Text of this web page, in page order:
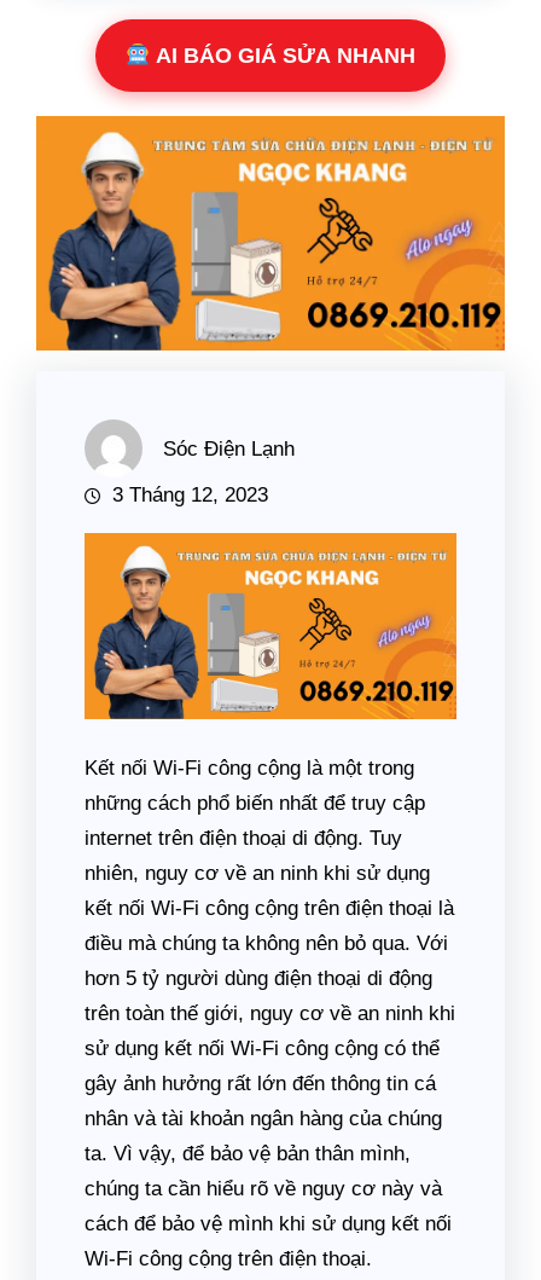
AI BÁO GIÁ SỬA NHANH
Sóc Điện Lạnh
3 Tháng 12, 2023
Kết nối Wi-Fi công cộng là một trong
những cách phổ biến nhất để truy cập
internet trên điện thoại di động. Tuy
nhiên, nguy cơ về an ninh khi sử dụng
kết nối Wi-Fi công cộng trên điện thoại là
điều mà chúng ta không nên bỏ qua. Với
hơn 5 tỷ người dùng điện thoại di động
trên toàn thế giới, nguy cơ về an ninh khi
sử dụng kết nối Wi-Fi công cộng có thể
gây ảnh hưởng rất lớn đến thông tin cá
nhân và tài khoản ngân hàng của chúng
ta. Vì vậy, để bảo vệ bản thân mình,
chúng ta cần hiểu rõ về nguy cơ này và
cách để bảo vệ mình khi sử dụng kết nối
Wi-Fi công cộng trên điện thoại.